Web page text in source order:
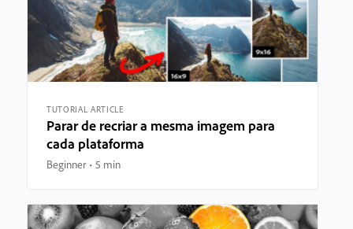
TUTORIAL ARTICLE
Parar de recriar a mesma imagem para
cada plataforma
Beginner 5 min